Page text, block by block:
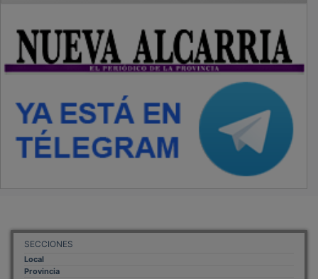
SECCIONES
Local
Provincia
Sociedad y Cultura